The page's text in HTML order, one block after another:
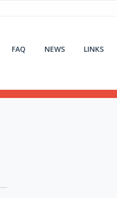
FAQ NEWS LINKS